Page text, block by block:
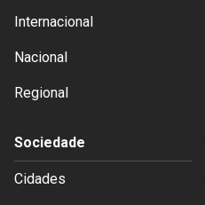
Internacional
Nacional
Regional
Sociedade
Cidades